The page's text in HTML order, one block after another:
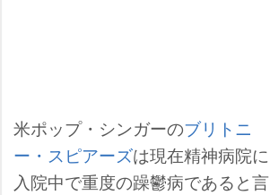
米ポップ・シンガーのブリトニ
ー・スピアーズは現在精神病院に
入院中で重度の躁鬱病であると言